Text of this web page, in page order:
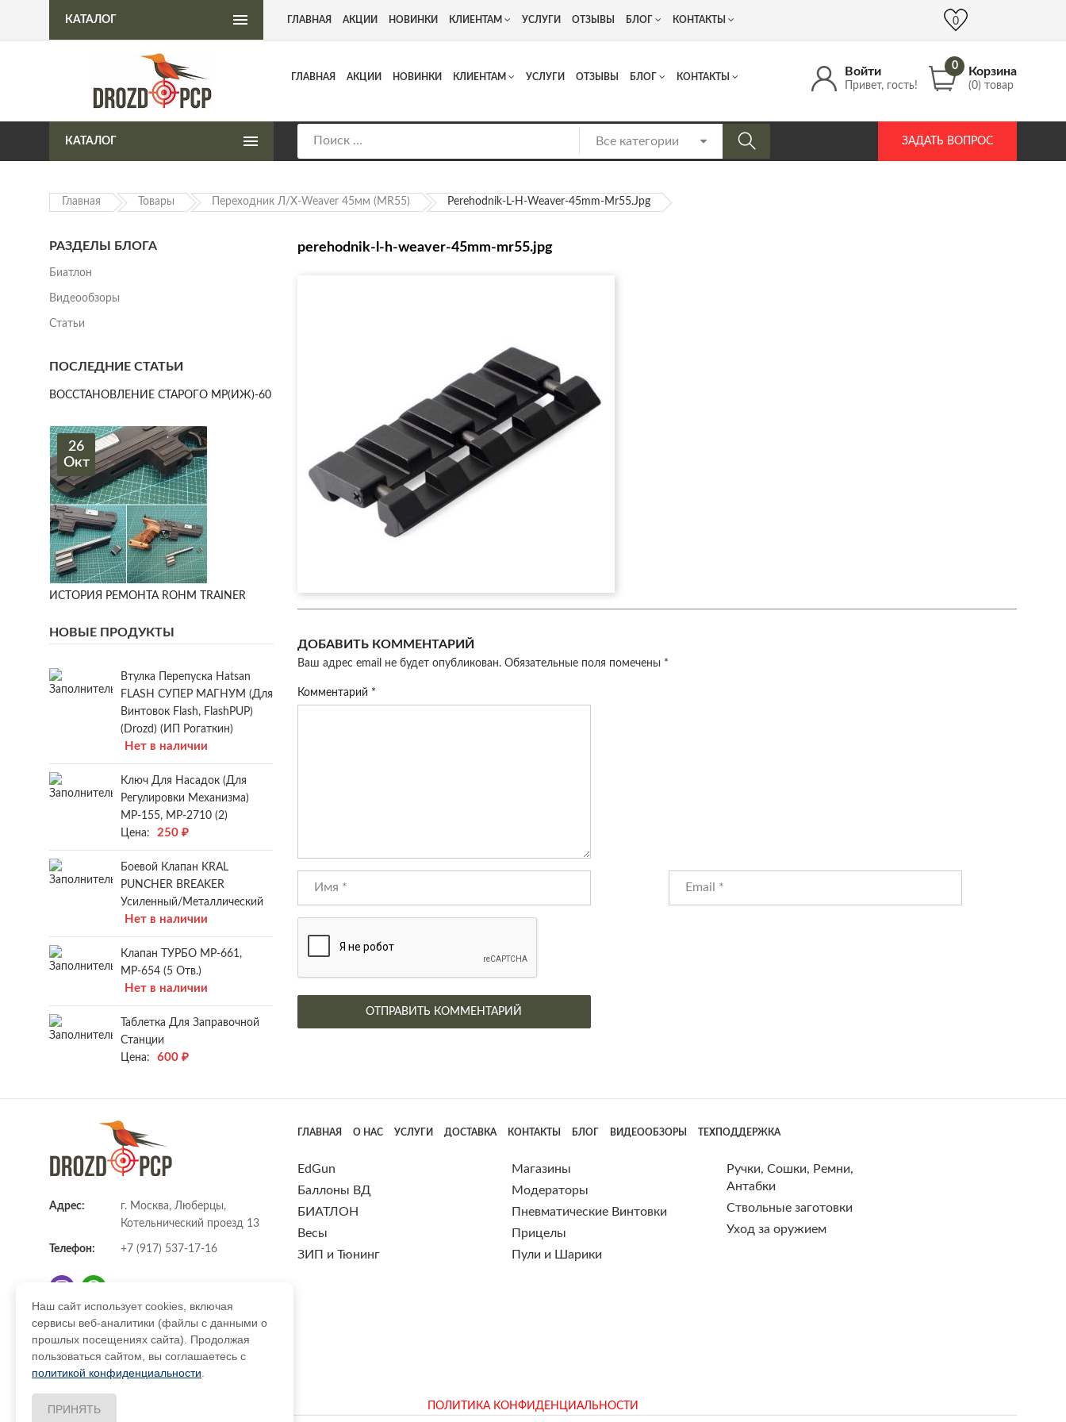
Интернет-магазин пневматического оружия Адрес: г. Москва, Люберцы, Котельнический проезд 13 +7 (917) 537 17 16 info@DrozdPcp.ru
Войти
Привет, гость!
0 Корзина
(0) товар
ГЛАВНАЯ АКЦИИ НОВИНКИ КЛИЕНТАМ УСЛУГИ ОТЗЫВЫ БЛОГ КОНТАКТЫ
КАТАЛОГ ЗАДАТЬ ВОПРОС
КАТАЛОГ ГЛАВНАЯ АКЦИИ НОВИНКИ КЛИЕНТАМ УСЛУГИ ОТЗЫВЫ БЛОГ КОНТАКТЫ 0
Главная Товары Переходник Л/Х-Weaver 45мм (MR55) Perehodnik-L-H-Weaver-45mm-Mr55.jpg
perehodnik-l-h-weaver-45mm-mr55.jpg
ДОБАВИТЬ КОММЕНТАРИЙ
Ваш адрес email не будет опубликован. Обязательные поля помечены *
Комментарий *
РАЗДЕЛЫ БЛОГА
Биатлон
Видеообзоры
Статьи
ПОСЛЕДНИЕ СТАТЬИ
ВОССТАНОВЛЕНИЕ СТАРОГО МР(ИЖ)-60
26
Окт
ИСТОРИЯ РЕМОНТА ROHM TRAINER
НОВЫЕ ПРОДУКТЫ
Втулка Перепуска Hatsan
FLASH СУПЕР МАГНУМ (для
Винтовок Flash, FlashPUP)
(Drozd) (ИП Рогаткин)
Нет в наличии
Ключ Для Насадок (для
Регулировки Механизма)
МР-155, МР-2710 (2)
Цена:
250 ₽
Боевой Клапан KRAL
PUNCHER BREAKER
Усиленный/металлический
Нет в наличии
Клапан ТУРБО МР-661,
МР-654 (5 Отв.)
Нет в наличии
Таблетка Для Заправочной
Станции
Цена:
600 ₽
Адрес:
г. Москва, Люберцы,
Котельнический проезд 13
Телефон: +7 (917) 537-17-16
E-mail: info@DrozdPcp.ru
ГЛАВНАЯ О НАС УСЛУГИ ДОСТАВКА КОНТАКТЫ БЛОГ ВИДЕООБЗОРЫ ТЕХПОДДЕРЖКА
EdGun
Баллоны ВД
БИАТЛОН
Весы
ЗИП и Тюнинг
Магазины
Модераторы
Пневматические Винтовки
Прицелы
Пули и Шарики
Ручки, Сошки, Ремни,
Антабки
Ствольные заготовки
Уход за оружием
ПОЛИТИКА КОНФИДЕНЦИАЛЬНОСТИ
Наш сайт использует cookies, включая
сервисы веб-аналитики (файлы с данными о
прошлых посещениях сайта). Продолжая
пользоваться сайтом, вы соглашаетесь с
политикой конфиденциальности
ПРИНЯТЬ